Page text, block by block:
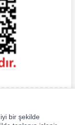
bir şekilde